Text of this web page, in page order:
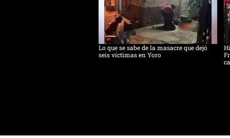
Lo que se sabe de la masacre que dejó
seis víctimas en Yoro